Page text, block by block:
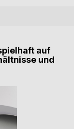
auf
und